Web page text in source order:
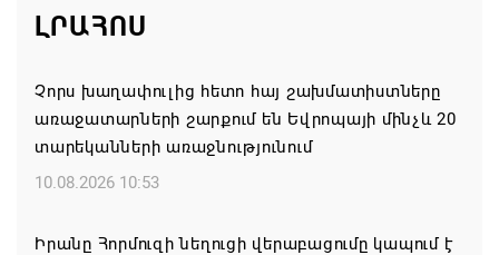
ԼՐԱՀՈՍ
Չորս խաղափուլից հետո հայ շախմատիստները
առաջատարների շարքում են Եվրոպայի մինչև 20
տարեկանների առաջնությունում
10.08.2026 10:53
Իրանը Հորմուզի նեղուցի վերաբացումը կապում է